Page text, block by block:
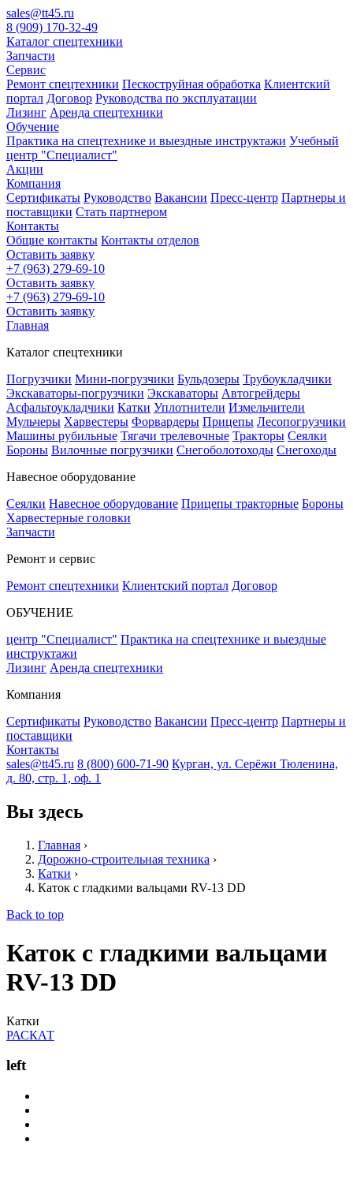
sales@tt45.ru
8 (909) 170-32-49
Каталог спецтехники
Запчасти
Сервис
Ремонт спецтехники Пескоструйная обработка Клиентский
портал Договор Руководства по эксплуатации
Лизинг Аренда спецтехники
Обучение
Практика на спецтехнике и выездные инструктажи Учебный
центр "Специалист"
Акции
Компания
Сертификаты Руководство Вакансии Пресс-центр Партнеры и
поставщики Стать партнером
Контакты
Общие контакты Контакты отделов
Оставить заявку
+7 (963) 279-69-10
Оставить заявку
+7 (963) 279-69-10
Оставить заявку
Главная
Каталог спецтехники
Погрузчики Мини-погрузчики Бульдозеры Трубоукладчики
Экскаваторы-погрузчики Экскаваторы Автогрейдеры
Асфальтоукладчики Катки Уплотнители Измельчители
Мульчеры Харвестеры Форвардеры Прицепы Лесопогрузчики
Машины рубильные Тягачи трелевочные Тракторы Сеялки
Бороны Вилочные погрузчики Снегоболотоходы Снегоходы
Навесное оборудование
Сеялки Навесное оборудование Прицепы тракторные Бороны
Харвестерные головки
Запчасти
Ремонт и сервис
Ремонт спецтехники Клиентский портал Договор
ОБУЧЕНИЕ
центр "Специалист" Практика на спецтехнике и выездные
инструктажи
Лизинг Аренда спецтехники
Компания
Сертификаты Руководство Вакансии Пресс-центр Партнеры и
поставщики
Контакты
sales@tt45.ru 8 (800) 600-71-90 Курган, ул. Серёжи Тюленина,
д. 80, стр. 1, оф. 1
Вы здесь
Главная ›
Дорожно-строительная техника ›
Катки ›
Каток с гладкими вальцами RV-13 DD
Back to top
Каток с гладкими вальцами
RV-13 DD
Катки
РАСКАТ
left